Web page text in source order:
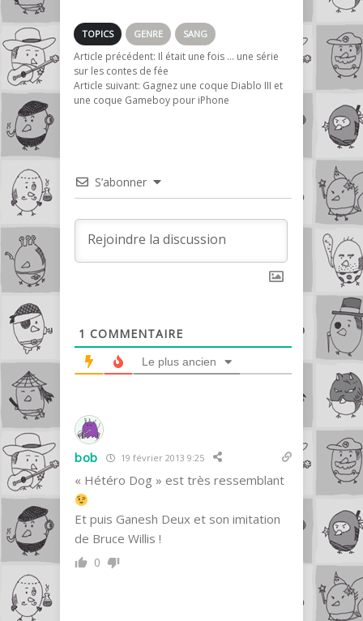
TOPICS GENRE SANG
Article précédent: Il était une fois … une série
sur les contes de fée
Article suivant: Gagnez une coque Diablo III et
une coque Gameboy pour iPhone
S’abonner
1 COMMENTAIRE
Le plus ancien
bob 19 février 2013 9:25
« Hétéro Dog » est très ressemblant
Et puis Ganesh Deux et son imitation
de Bruce Willis !
0